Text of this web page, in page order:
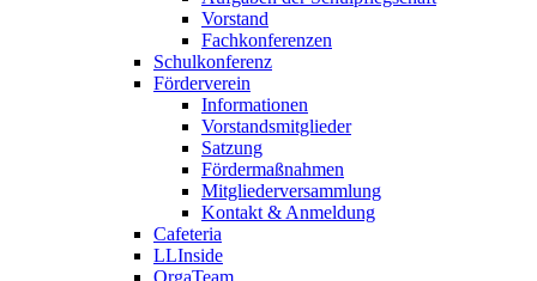
Vorstand
Fachkonferenzen
Schulkonferenz
Förderverein
Informationen
Vorstandsmitglieder
Satzung
Fördermaßnahmen
Mitgliederversammlung
Kontakt & Anmeldung
Cafeteria
LLInside
OrgaTeam